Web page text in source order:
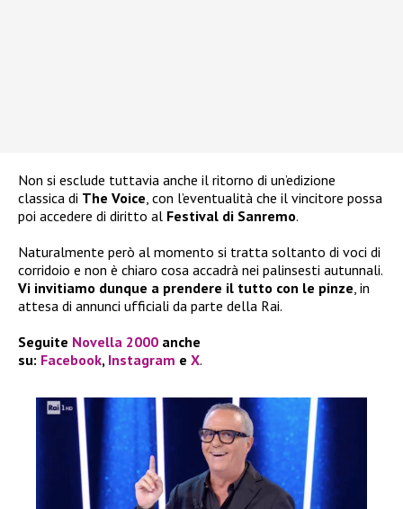
Non si esclude tuttavia anche il ritorno di un’edizione
classica di The Voice , con l’eventualità che il vincitore possa
poi accedere di diritto al Festival di Sanremo.
Naturalmente però al momento si tratta soltanto di voci di
corridoio e non è chiaro cosa accadrà nei palinsesti autunnali.
Vi invitiamo dunque a prendere il tutto con le pinze , in
attesa di annunci ufficiali da parte della Rai.
Seguite Novella 2000 anche
su: Facebook, Instagram e X.